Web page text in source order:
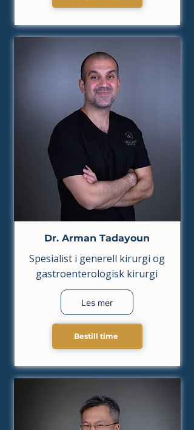
Dr. Arman Tadayoun
Spesialist i generell kirurgi og
gastroenterologisk kirurgi
Les mer
Bestill time